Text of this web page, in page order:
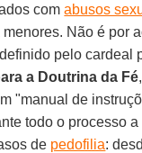
comabusos
Não é por
pelo cardeal
a Doutrina da Fé,
"manual de
todo o processo
de pedofilia: